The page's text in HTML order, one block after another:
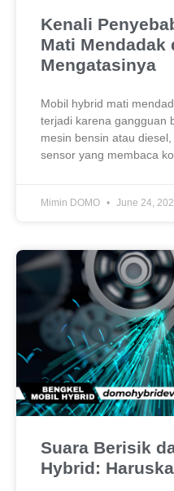
Kenali
Mati Mendadak
Mengatasinya
Mobil hybrid mati
terjadi karena gangguan
mesin bensin atau
sensor yang membaca
Mimin DOMO June 24,
Suara Berisik
Hybrid: